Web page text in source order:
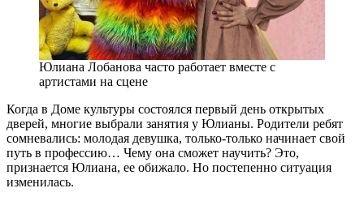
Юлиана Лобанова часто работает вместе с
артистами на сцене
Когда в Доме культуры состоялся первый день открытых
дверей, многие выбрали занятия у Юлианы. Родители ребят
сомневались: молодая девушка, только-только начинает свой
путь в профессию… Чему она сможет научить? Это,
признается Юлиана, ее обижало. Но постепенно ситуация
изменилась.